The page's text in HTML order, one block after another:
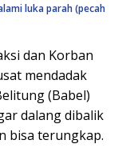
luka parah (pecah
dan Korban
mendadak
(Babel)
dalang dibalik
bisa terungkap.